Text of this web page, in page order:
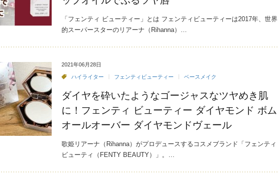
「フェンティ ビューティー」とは フェンティビューティーは2017年、世界
的スーパースターのリアーナ（Rihanna）…
2021年06月28日
ハイライター フェンティビューティー ベースメイク
ダイヤを砕いたようなゴージャスなツヤめき肌
に！フェンティ ビューティー ダイヤモンド ボム
オールオーバー ダイヤモンドヴェール
歌姫リアーナ（Rihanna）がプロデュースするコスメブランド「フェンティ
ビューティ（FENTY BEAUTY）」。…